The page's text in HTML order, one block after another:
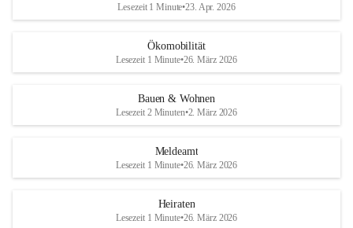
Lesezeit 1 Minute•23. Apr. 2026
Ökomobilität
Lesezeit 1 Minute•26. März 2026
Bauen & Wohnen
Lesezeit 2 Minuten•2. März 2026
Meldeamt
Lesezeit 1 Minute•26. März 2026
Heiraten
Lesezeit 1 Minute•26. März 2026